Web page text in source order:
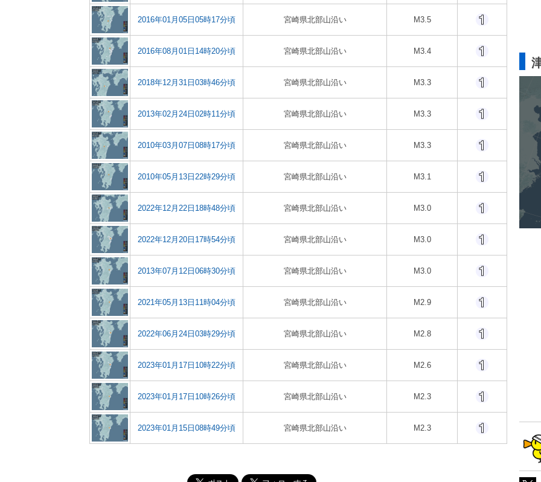
2016年01月05日05時17分頃 宮崎県北部山沿い M3.5
2016年08月01日14時20分頃 宮崎県北部山沿い M3.4
2018年12月31日03時46分頃 宮崎県北部山沿い M3.3
2013年02月24日02時11分頃 宮崎県北部山沿い M3.3
2010年03月07日08時17分頃 宮崎県北部山沿い M3.3
2010年05月13日22時29分頃 宮崎県北部山沿い M3.1
2022年12月22日18時48分頃 宮崎県北部山沿い M3.0
2022年12月20日17時54分頃 宮崎県北部山沿い M3.0
2013年07月12日06時30分頃 宮崎県北部山沿い M3.0
2021年05月13日11時04分頃 宮崎県北部山沿い M2.9
2022年06月24日03時29分頃 宮崎県北部山沿い M2.8
2023年01月17日10時22分頃 宮崎県北部山沿い M2.6
2023年01月17日10時26分頃 宮崎県北部山沿い M2.3
2023年01月15日08時49分頃 宮崎県北部山沿い M2.3